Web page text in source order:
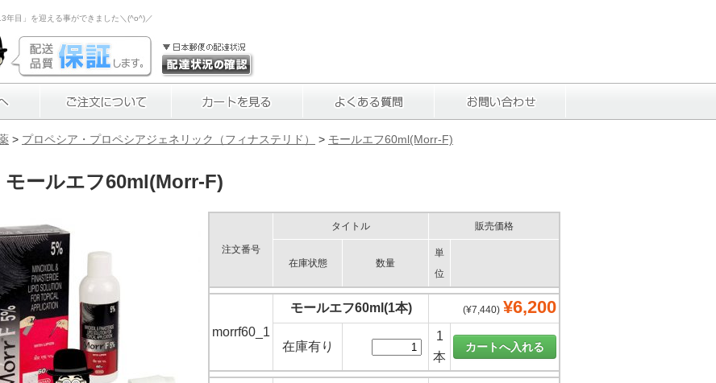
年目」を迎える事ができました＼(^o^)／
> プロペシア・プロペシアジェネリック（フィナステリド） > モールエフ60ml(Morr-F)
モールエフ60ml(Morr-F)
注文番号
タイトル 販売価格
在庫状態 数量
単
位
morrf60_1
モールエフ60ml(1本) (¥7,440) ¥6,200
在庫有り
1
本